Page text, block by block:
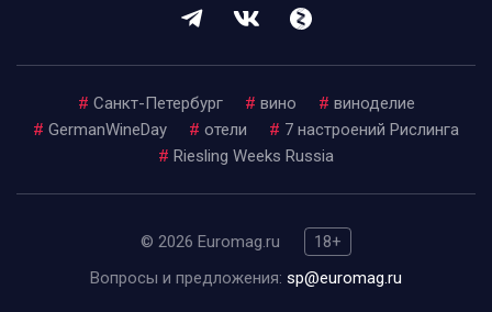
# Санкт-Петербург # вино # виноделие
# GermanWineDay # отели # 7 настроений Рислинга
# Riesling Weeks Russia
© 2026 Euromag.ru
18+
Вопросы и предложения: sp@euromag.ru